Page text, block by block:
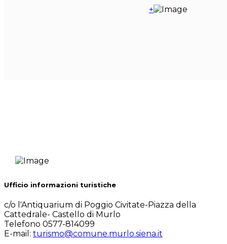
+
Ufficio informazioni turistiche
c/o l'Antiquarium di Poggio Civitate-Piazza della
Cattedrale- Castello di Murlo
Telefono 0577-814099
E-mail: turismo@comune.murlo.siena.it